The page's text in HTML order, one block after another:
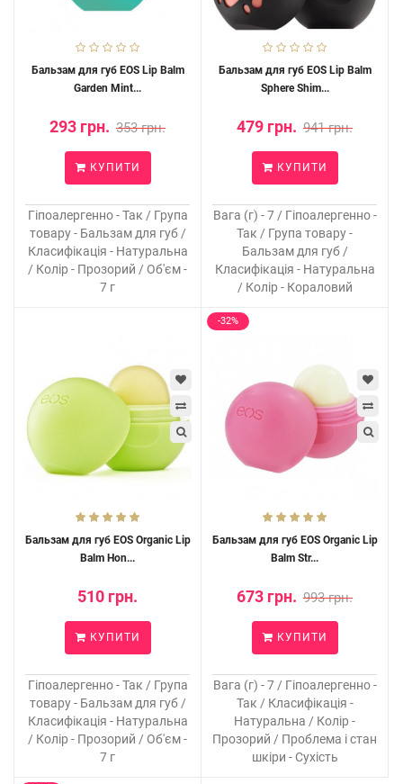
Бальзам для губ EOS Lip Balm
Garden Mint...
293 грн. 353 грн.
КУПИТИ
Гіпоалергенно - Так / Група
товару - Бальзам для губ /
Класифікація - Натуральна
/ Колір - Прозорий / Об'єм -
7 г
Бальзам для губ EOS Lip Balm
Sphere Shim...
479 грн. 941 грн.
КУПИТИ
Вага (г) - 7 / Гіпоалергенно -
Так / Група товару -
Бальзам для губ /
Класифікація - Натуральна
/ Колір - Кораловий
Бальзам для губ EOS Organic Lip
Balm Hon...
510 грн.
КУПИТИ
Гіпоалергенно - Так / Група
товару - Бальзам для губ /
Класифікація - Натуральна
/ Колір - Прозорий / Об'єм -
7 г
-32%
Бальзам для губ EOS Organic Lip
Balm Str...
673 грн. 993 грн.
КУПИТИ
Вага (г) - 7 / Гіпоалергенно -
Так / Класифікація -
Натуральна / Колір -
Прозорий / Проблема і стан
шкіри - Сухість